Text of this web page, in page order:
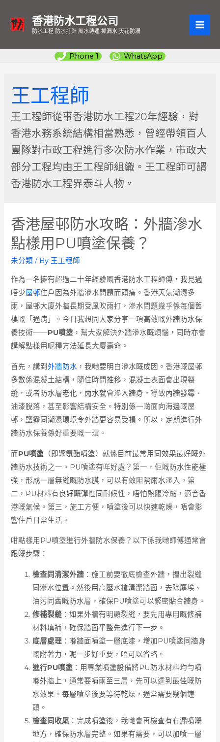
香港防水工程公司
防水工程 防水打針 風水轉運 抓漏水 天花防漏
Phone 1 WhatsApp
王工程師
王工程師從事香港防水工程20年經驗，對
香港水務系統結構相當熟悉，曾經帶領百人
團隊對市政工程進行多次防水作業，市政大
部分工程均由王工程師組織。王工程師可謂
香港防水工程界泰斗人物。
香港屋邨防水攻略：外牆滲水
點樣用PU噴塗保養？
未分類 / By 王工程師
作為一名擁有超過二十年經驗嘅香港防水工程師傅，我見過
唔少屋邨住戶因為外牆滲水問題而頭痛。香港天氣潮濕多
雨，屋邨大廈外牆長期受風吹雨打，滲水問題幾乎係每個舊
樓嘅「通病」。今日我想同大家分享一項高效嘅外牆防水保
養技術——PU噴塗 ，幫大家解決外牆滲水嘅煩惱，同時亦會
講解點樣用呢種方法延長大廈壽命。
首先，講到外牆防水 ，我哋要明白滲水嘅成因。香港嘅屋邨
多數係混凝土結構，隨住時間推移，混凝土表面會出現裂
縫，或者防水層老化，雨水就會滲入牆身，導致內牆發霉、
油漆脫落，甚至影響結構安全。特別係一啲面向海邊嘅屋
邨，鹽霧同潮濕環境令外牆更容易受損。所以，定期進行外
牆防水保養係好重要嘅一環。
而PU噴塗 （即聚氨酯噴塗）就係目前最常用同效果最好嘅外
牆防水技術之一。PU噴塗有咩好處？第一，佢嘅防水性能極
強，形成一層無縫嘅防水膜，可以有效阻隔雨水滲入。第
二，PU材料有良好嘅彈性同耐候性，唔怕熱脹冷縮，適合香
港嘅氣候。第三，施工方便，噴塗後可以快速乾燥，唔會影
響住戶日常生活。
咁點樣用PU噴塗進行外牆防水保養？以下係我哋師傅通常會
跟嘅步驟：
檢查同清潔外牆 ：施工前要徹底檢查外牆，搵出裂縫
同滲水位置。然後用高壓水槍清潔牆面，去除塵埃、
油污同舊嘅防水層，確保PU噴塗可以緊密貼合牆身。
修補裂縫 ：如果外牆有明顯裂縫，要先用專用嘅修補
材料填補，確保牆面平整先進行下一步。
底層處理 ：喺牆面噴塗一層底漆，增加PU噴塗同牆身
嘅附著力，呢一步好重要，唔可以省略。
進行PU噴塗 ：用專業噴塗設備將PU防水材料均勻噴
喺外牆上，通常要噴兩至三層，先可以達到最佳嘅防
水效果。每層噴塗後要等待乾燥，通常需要幾個鐘
頭。
檢查同收尾 ：完成噴塗後，我哋會再檢查有冇漏噴嘅
地方，確保防水層完整。如果有需要，可以加噴一層